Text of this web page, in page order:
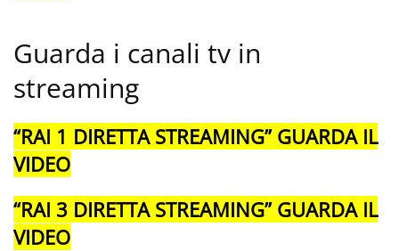
Guarda i canali tv in
streaming
“RAI 1 DIRETTA STREAMING” GUARDA IL
VIDEO
“RAI 3 DIRETTA STREAMING” GUARDA IL
VIDEO